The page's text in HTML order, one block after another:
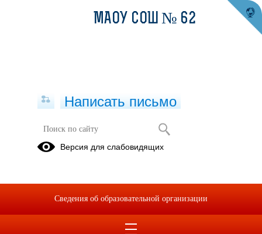
Безопасность в зимний период
МАОУ СОШ № 62
Написать письмо
Версия для слабовидящих
Сведения об образовательной организации